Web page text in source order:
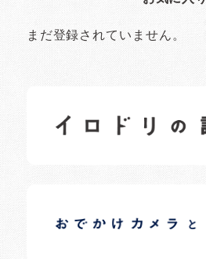
まだ登録されていません。
日常の様子など随時更新中です。
日常の様子など随時更新中です。